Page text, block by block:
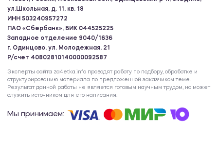
ул.Школьная, д. 11, кв. 18
ИНН 503240957272
ПАО «Сбербанк», БИК 044525225
Западное отделение 9040/1636
г. Одинцово, ул. Молодежная, 21
Р/счет 40802810140000092587
Эксперты сайта za4etka.info проводят работу по подбору, обработке и
структурированию материала по предложенной заказчиком теме.
Результат данной работы не является готовым научным трудом, но может
служить источником для его написания.
Мы принимаем: